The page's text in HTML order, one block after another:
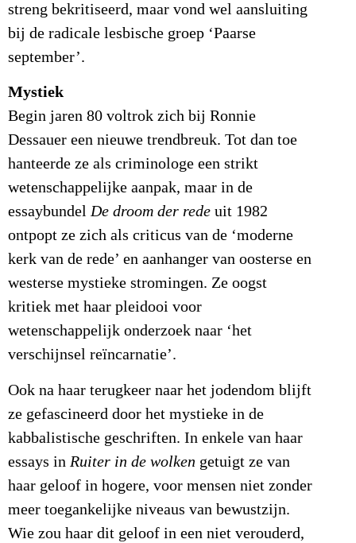
streng bekritiseerd, maar vond wel aansluiting
bij de radicale lesbische groep ‘Paarse
september’.
Mystiek
Begin jaren 80 voltrok zich bij Ronnie
Dessauer een nieuwe trendbreuk. Tot dan toe
hanteerde ze als criminologe een strikt
wetenschappelijke aanpak, maar in de
essaybundelDe droom der rede uit 1982
ontpopt ze zich als criticus van de ‘moderne
kerk van de rede’ en aanhanger van oosterse en
westerse mystieke stromingen. Ze oogst
kritiek met haar pleidooi voor
wetenschappelijk onderzoek naar ‘het
verschijnsel reïncarnatie’.
Ook na haar terugkeer naar het jodendom blijft
ze gefascineerd door het mystieke in de
kabbalistische geschriften. In enkele van haar
essays in Ruiter in de wolken getuigt ze van
haar geloof in hogere, voor mensen niet zonder
meer toegankelijke niveaus van bewustzijn.
Wie zou haar dit geloof in een niet verouderd,